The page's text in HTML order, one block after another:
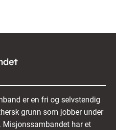
er en fri og selvstendig
grunn som jobber under
Misjonssambandet har et